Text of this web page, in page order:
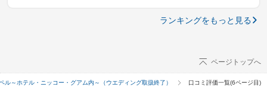
ランキングをもっと見る
ページトップへ
ル～ホテル・ニッコー・グアム内～（ウエディング取扱終了） 口コミ評価一覧(6ページ目)